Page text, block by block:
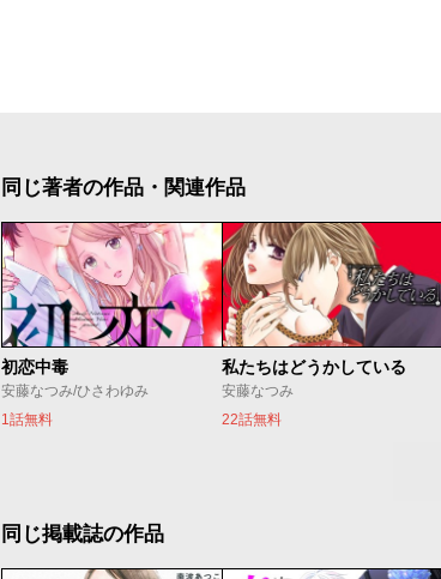
同じ著者の作品・関連作品
初恋中毒
安藤なつみ/ひさわゆみ
1話無料
私たちはどうかしている
安藤なつみ
22話無料
同じ掲載誌の作品